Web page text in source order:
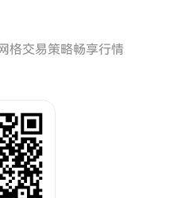
格交易策略畅享行情